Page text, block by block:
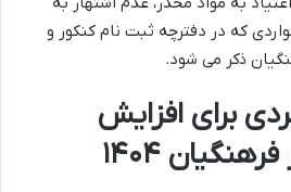
که در دفترچه ثبت نام کنکور و
ذکر می شود.
برای افزایش
۱۴۰۴